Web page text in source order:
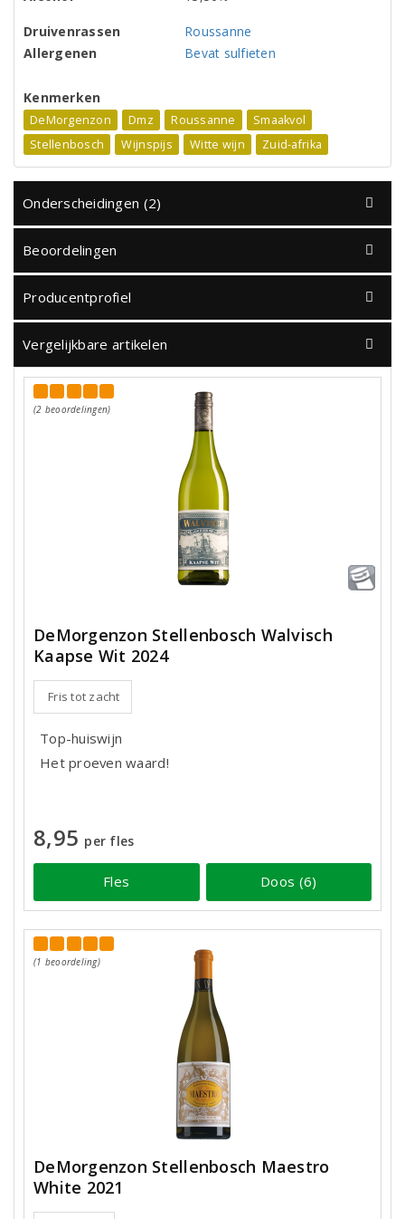
Druivenrassen
Roussanne
Allergenen
Bevat sulfieten
Kenmerken
DeMorgenzon Dmz Roussanne
Smaakvol
Stellenbosch
Wijnspijs Witte wijn Zuid-afrika
Onderscheidingen (2)
Beoordelingen
Producentprofiel
Vergelijkbare artikelen
(2 beoordelingen)
DeMorgenzon Stellenbosch Walvisch
Kaapse Wit 2024
Fris tot zacht
Top-huiswijn
Het proeven waard!
8,95 per fles
Fles Doos (6)
(1 beoordeling)
DeMorgenzon Stellenbosch Maestro
White 2021